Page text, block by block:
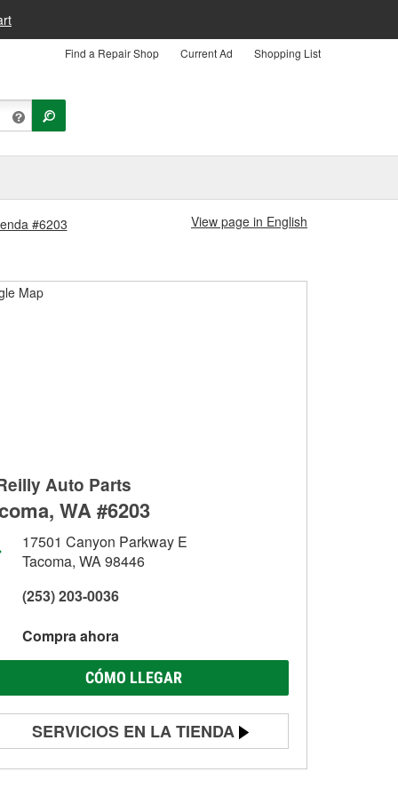
Find a Repair Shop Current Ad Shopping List
#6203
View page in English
Auto Parts
WA #6203
17501 Canyon Parkway E
Tacoma, WA 98446
(253) 203-0036
Compra ahora
CÓMO LLEGAR
SERVICIOS EN LA TIENDA
Prueba de batería